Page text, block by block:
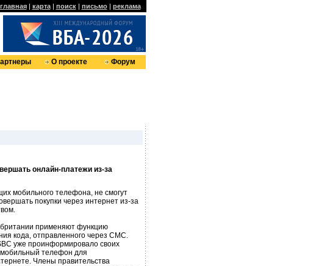
главная| карта| поиск| письмо| реклама
О проекте Форум
онлайн-платежи из-за
мобильного телефона, не смогут
покупки через интернет из-за
применяют функцию
кода, отправленного через СМС.
уже проинформировало своих
мобильный телефон для
Члены правительства